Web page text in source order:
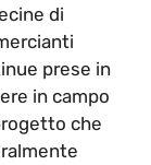
di
prese in
in campo
che